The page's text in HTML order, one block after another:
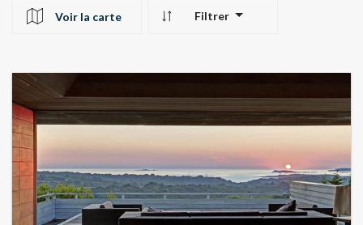
Voir la carte
Filtrer